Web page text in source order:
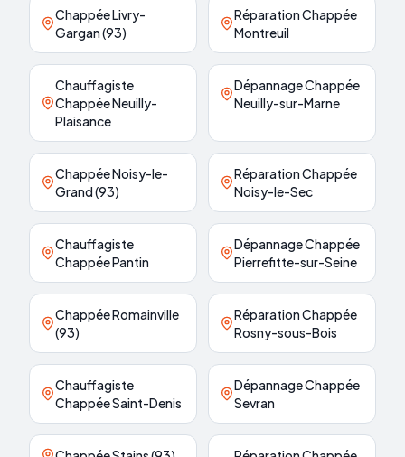
Chappée Livry-
Gargan (93)
Réparation Chappée
Montreuil
Chauffagiste
Chappée Neuilly-
Plaisance
Dépannage Chappée
Neuilly-sur-Marne
Chappée Noisy-le-
Grand (93)
Réparation Chappée
Noisy-le-Sec
Chauffagiste
Chappée Pantin
Dépannage Chappée
Pierrefitte-sur-Seine
Chappée Romainville
(93)
Réparation Chappée
Rosny-sous-Bois
Chauffagiste
Chappée Saint-Denis
Dépannage Chappée
Sevran